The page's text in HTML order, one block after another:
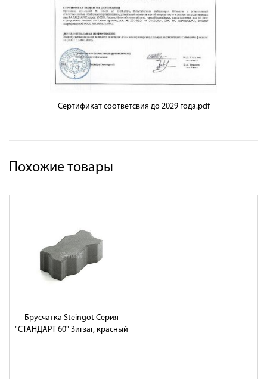
Сертификат соответсвия до 2029 года.pdf
Похожие товары
Брусчатка Steingot Серия
"СТАНДАРТ 60" Зигзаг, красный